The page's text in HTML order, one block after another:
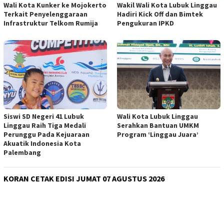
Wali Kota Kunker ke Mojokerto
Terkait Penyelenggaraan
Infrastruktur Telkom Rumija
Wakil Wali Kota Lubuk Linggau
Hadiri Kick Off dan Bimtek
Pengukuran IPKD
Siswi SD Negeri 41 Lubuk
Linggau Raih Tiga Medali
Perunggu Pada Kejuaraan
Akuatik Indonesia Kota
Palembang
Wali Kota Lubuk Linggau
Serahkan Bantuan UMKM
Program ‘Linggau Juara’
KORAN CETAK EDISI JUMAT 07 AGUSTUS 2026